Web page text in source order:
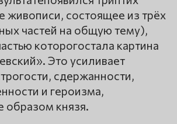
живописи, состоящее из трёх
частей на общую тему),
которогостала картина
Это усиливает
сдержанности,
и героизма,
образом князя.